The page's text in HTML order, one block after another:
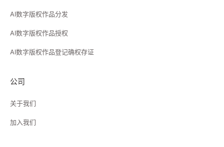
AI数字版权作品分发
AI数字版权作品授权
AI数字版权作品登记确权存证
公司
关于我们
加入我们